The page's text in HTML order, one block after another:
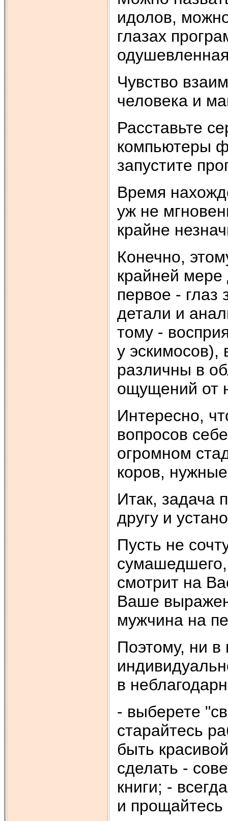
идолов,
глазах
Чувство
человека и
Расставьте
компьютеры
запустите
Время
уж не
крайне
Конечно,
крайней мере
первое -
детали и
тому -
у эскимосов),
различны в
ощущений от
Интересно,
вопросов
огромном
коров,
Итак, задача
другу и
Пусть не
смотрит на
Ваше
мужчина на
Поэтому, ни
в
- выберете
старайтесь
быть
сделать -
книги; -
и